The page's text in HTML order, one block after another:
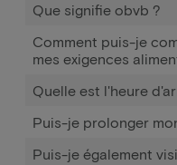
Que signifie obvb ?
Comment puis-je
mes exigences
Quelle est l'heure
Puis-je prolonger
Puis-je également